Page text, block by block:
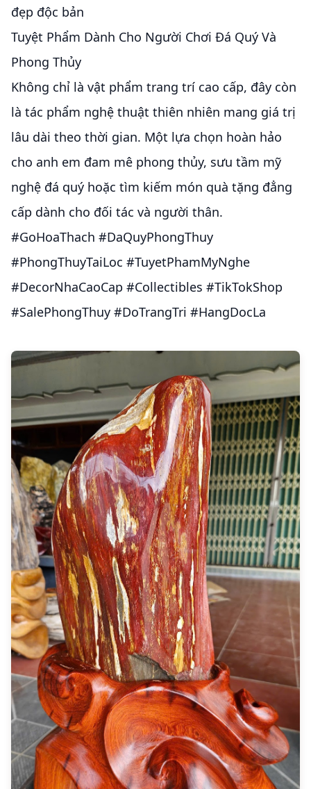
đẹp độc bản
Tuyệt Phẩm Dành Cho Người Chơi Đá Quý Và
Phong Thủy
Không chỉ là vật phẩm trang trí cao cấp, đây còn
là tác phẩm nghệ thuật thiên nhiên mang giá trị
lâu dài theo thời gian. Một lựa chọn hoàn hảo
cho anh em đam mê phong thủy, sưu tầm mỹ
nghệ đá quý hoặc tìm kiếm món quà tặng đẳng
cấp dành cho đối tác và người thân.
#GoHoaThach #DaQuyPhongThuy
#PhongThuyTaiLoc #TuyetPhamMyNghe
#DecorNhaCaoCap #Collectibles #TikTokShop
#SalePhongThuy #DoTrangTri #HangDocLa